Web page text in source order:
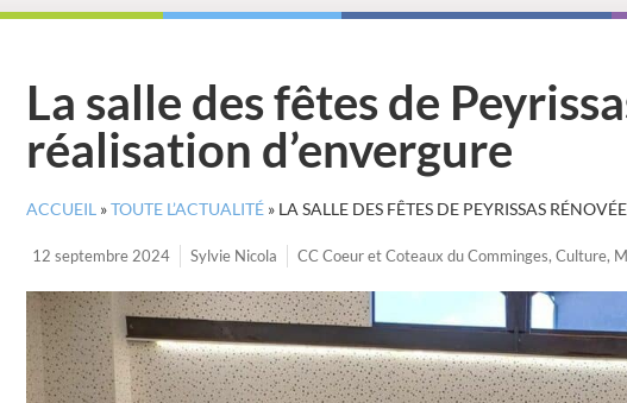
La salle des fêtes de
réalisation d’envergure
ACCUEIL »TOUTE L’ACTUALITÉ » LA SALLE DES FÊTES DE PEYRISSAS
12 septembre 2024 Sylvie Nicola CC Coeur et Coteaux du Comminges, Culture,